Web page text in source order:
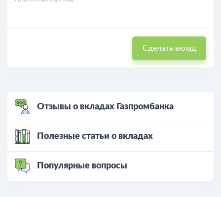
Сделать вклад
Отзывы о вкладах Газпромбанка
Полезные статьи о вкладах
Популярные вопросы